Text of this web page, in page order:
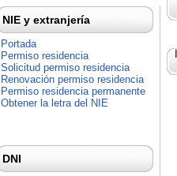
NIE y extranjería
Portada
Permiso residencia
Solicitud permiso residencia
Renovación permiso residencia
Permiso residencia permanente
Obtener la letra del NIE
DNI